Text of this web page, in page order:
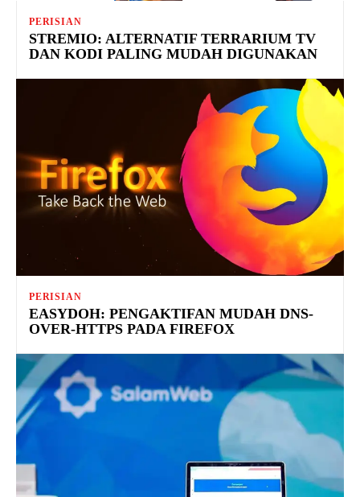
PERISIAN
STREMIO: ALTERNATIF TERRARIUM TV
DAN KODI PALING MUDAH DIGUNAKAN
PERISIAN
EASYDOH: PENGAKTIFAN MUDAH DNS-
OVER-HTTPS PADA FIREFOX